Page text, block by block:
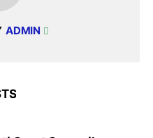
ADMIN